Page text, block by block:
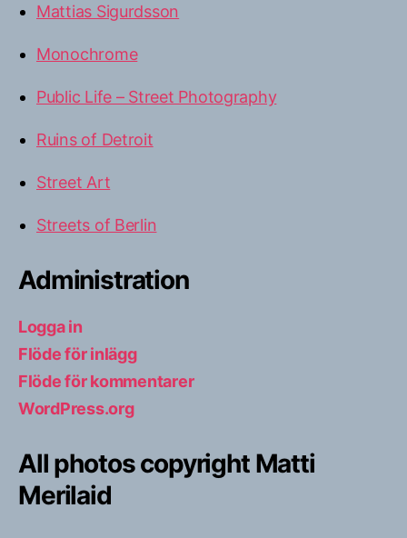
Mattias Sigurdsson
Monochrome
Public Life – Street Photography
Ruins of Detroit
Street Art
Streets of Berlin
Administration
Logga in
Flöde för inlägg
Flöde för kommentarer
WordPress.org
All photos copyright Matti
Merilaid